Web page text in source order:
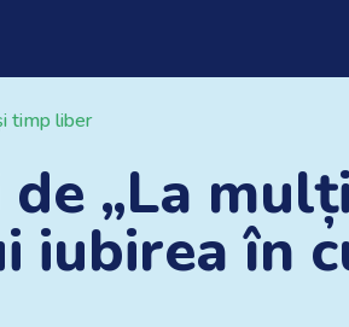
timp liber
„La
iubirea în